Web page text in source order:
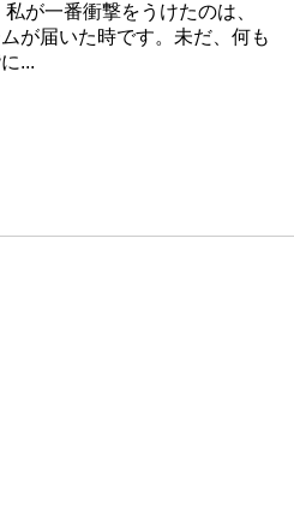
が一番衝撃をうけたのは、
が届いた時です。未だ、何も
...